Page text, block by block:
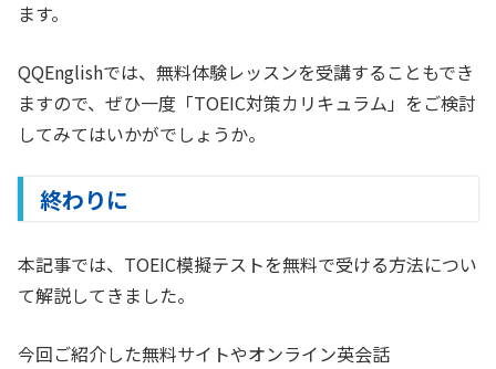
ます。
QQEnglishでは、無料体験レッスンを受講することもでき
ますので、ぜひ一度「TOEIC対策カリキュラム」をご検討
してみてはいかがでしょうか。
終わりに
本記事では、TOEIC模擬テストを無料で受ける方法につい
て解説してきました。
今回ご紹介した無料サイトやオンライン英会話